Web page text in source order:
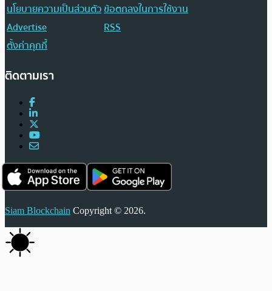
นโยบายความเป็นส่วนตัวข้อตกลงในการใช้งาน
Advertise
RSS
ตั้งค่าคุกกี้
ติดตามเรา
Siam Blockchain Copyright © 2026.